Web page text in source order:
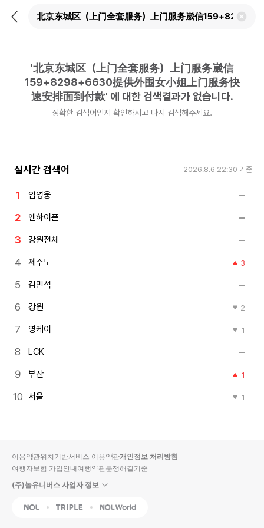
뒤
검
'北京东城区（上门全套服务）上门服务崴信
159+8298+6630提供外围女小姐上门服务快
速安排面到付款' 에 대한 검색결과가 없습니다.
정확한 검색어인지 확인하시고 다시 검색해주세요.
실시간 검색어 2026.8.6 22:30 기준
임영웅
엔하이픈
강원전체
제주도 3
김민석
강원 2
영케이 1
LCK
부산 1
서울 1
이용약관위치기반서비스 이용약관개인정보 처리방침
여행자보험 가입안내여행약관분쟁해결기준
(주)놀유니버스 사업자 정보
NOL Triple Interpark Global